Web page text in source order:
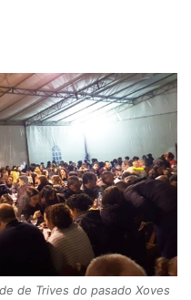
de Trives do pasado Xoves